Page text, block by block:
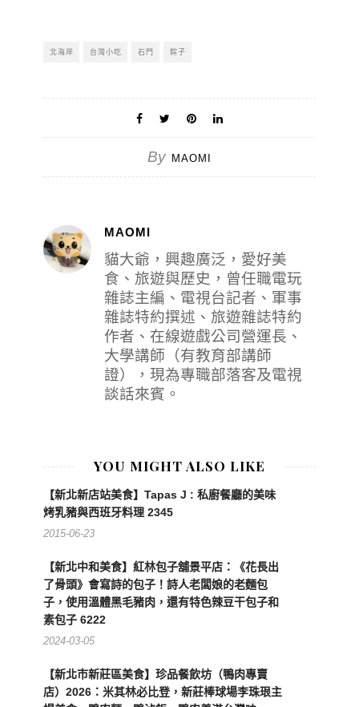
北海岸 台灣小吃 石門 粽子
By MAOMI
MAOMI
貓大爺，興趣廣泛，愛好美
食、旅遊與歷史，曾任職電玩
雜誌主編、電視台記者、軍事
雜誌特約撰述、旅遊雜誌特約
作者、在線遊戲公司營運長、
大學講師（有教育部講師
證），現為專職部落客及電視
談話來賓。
YOU MIGHT ALSO LIKE
【新北新店站美食】Tapas J : 私廚餐廳的美味
烤乳豬與西班牙料理 2345
2015-06-23
【新北中和美食】紅林包子舖景平店：《花長出
了骨頭》會寫詩的包子！詩人老闆娘的老麵包
子，使用溫體黑毛豬肉，還有特色辣豆干包子和
素包子 6222
2024-03-05
【新北市新莊區美食】珍品餐飲坊（鴨肉專賣
店）2026：米其林必比登，新莊棒球場李珠珢主